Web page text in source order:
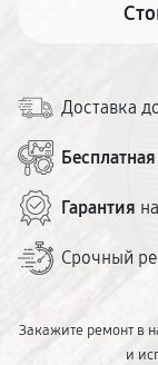
Доставка
Гарантия
Срочный
Закажите ремонт в
и